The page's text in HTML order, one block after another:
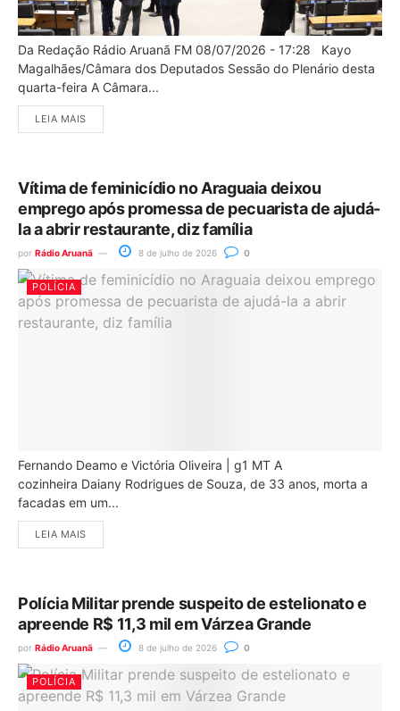
Da Redação Rádio Aruanã FM 08/07/2026 - 17:28 Kayo
Magalhães/Câmara dos Deputados Sessão do Plenário desta
quarta-feira A Câmara...
LEIA MAIS
Vítima de feminicídio no Araguaia deixou
emprego após promessa de pecuarista de ajudá-
la a abrir restaurante, diz família
por Rádio Aruanã 8 de julho de 2026 0
POLÍCIA
Fernando Deamo e Victória Oliveira | g1 MT A
cozinheira Daiany Rodrigues de Souza, de 33 anos, morta a
facadas em um...
LEIA MAIS
Polícia Militar prende suspeito de estelionato e
apreende R$ 11,3 mil em Várzea Grande
por Rádio Aruanã 8 de julho de 2026 0
POLÍCIA